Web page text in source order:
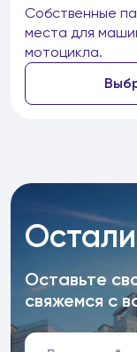
Собственные
места для
мотоцикла.
Оставьте
свяжемся с